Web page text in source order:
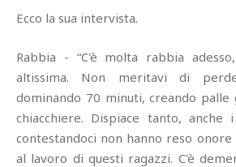
Ecco la sua intervista.
Rabbia - “C'è molta rabbia
altissima. Non meritavi di
dominando 70 minuti, creando
chiacchiere. Dispiace tanto,
contestandoci non hanno reso
al lavoro di questi ragazzi. C'è